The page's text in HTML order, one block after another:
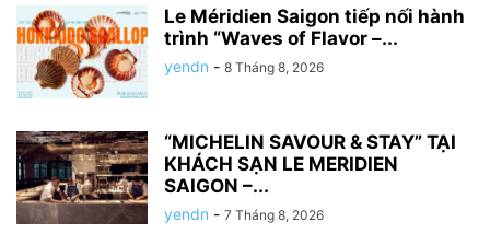
Le Méridien Saigon tiếp nối hành
trình “Waves of Flavor –...
yendn - 8 Tháng 8, 2026
“MICHELIN SAVOUR & STAY” TẠI
KHÁCH SẠN LE MERIDIEN
SAIGON –...
yendn - 7 Tháng 8, 2026